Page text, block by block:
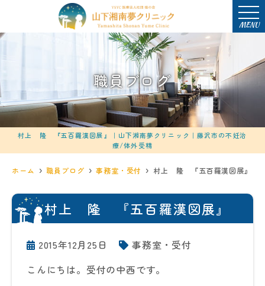
MENU
職員ブログ
村上 隆 『五百羅漢図展』｜山下湘南夢クリニック｜藤沢市の不妊治
療/体外受精
ホーム 職員ブログ 事務室・受付 村上 隆 『五百羅漢図展』
村上 隆 『五百羅漢図展』
2015年12月25日
事務室・受付
こんにちは。受付の中西です。